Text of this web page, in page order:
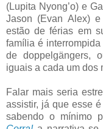
(Lupita Nyong’o) e
Jason (Evan Alex)
estão de férias em
família é
de doppelgängers,
iguais a cada um dos
Falar mais seria
assistir, já que esse
sabendo o mínimo